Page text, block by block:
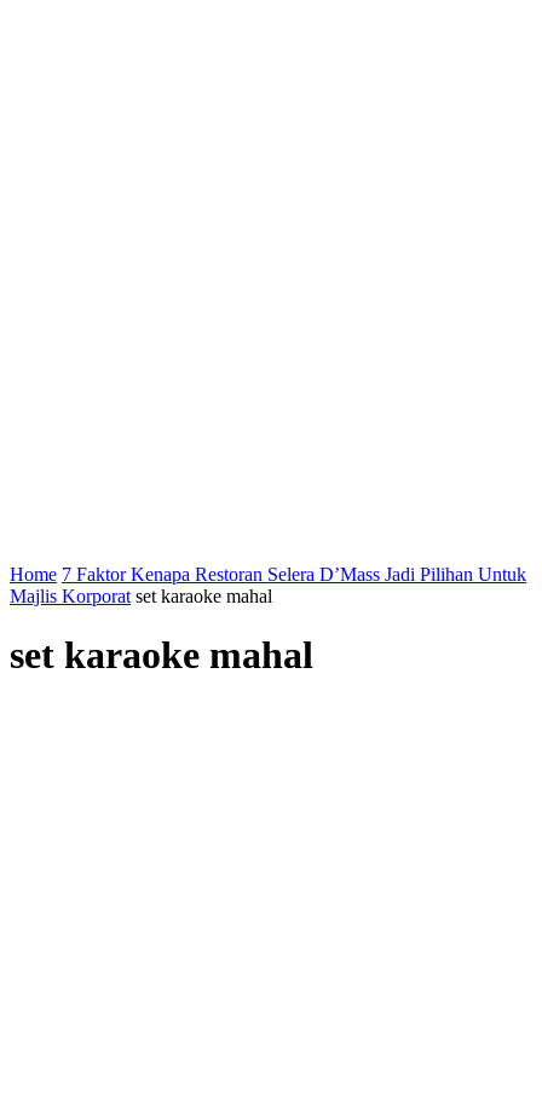
Home 7 Faktor Kenapa Restoran Selera D’Mass Jadi Pilihan Untuk
Majlis Korporat set karaoke mahal
set karaoke mahal